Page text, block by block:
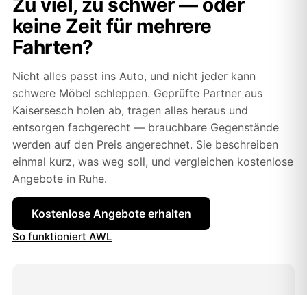
Zu viel, zu schwer — oder
keine Zeit für mehrere
Fahrten?
Nicht alles passt ins Auto, und nicht jeder kann
schwere Möbel schleppen. Geprüfte Partner aus
Kaisersesch holen ab, tragen alles heraus und
entsorgen fachgerecht — brauchbare Gegenstände
werden auf den Preis angerechnet. Sie beschreiben
einmal kurz, was weg soll, und vergleichen kostenlose
Angebote in Ruhe.
Kostenlose Angebote erhalten
So funktioniert AWL